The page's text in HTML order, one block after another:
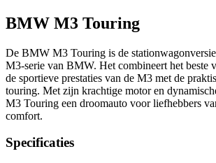
BMW M3 Touring
De BMW M3 Touring is de
M3-serie van BMW. Het combineert het beste
de sportieve prestaties van de M3 met de
touring. Met zijn krachtige motor en
M3 Touring een droomauto voor liefhebbers
comfort.
Specificaties